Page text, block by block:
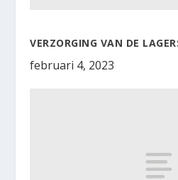
VERZORGING VAN DE
februari 4, 2023